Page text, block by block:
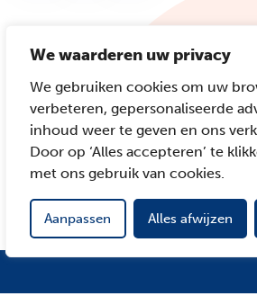
We waarderen uw privacy
We gebruiken cookies om uw
verbeteren, gepersonaliseerde
inhoud weer te geven en ons
Door op ‘Alles accepteren’ te
met ons gebruik van cookies.
Aanpassen Alles afwijzen